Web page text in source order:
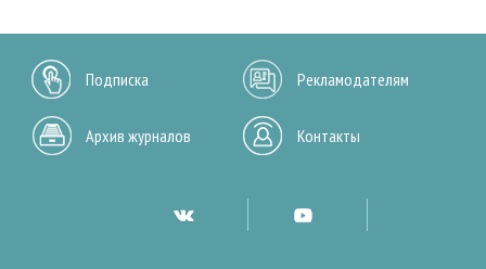
Подписка Рекламодателям
Архив журналов Контакты